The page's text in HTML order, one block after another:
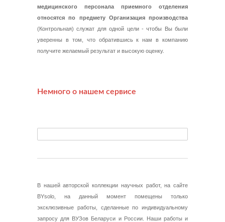
медицинского персонала приемного отделения
относятся по предмету Организация производства
(Контрольная) служат для одной цели - чтобы Вы были
уверенны в том, что обратившись к нам в компанию
получите желаемый результат и высокую оценку.
Немного о нашем сервисе
В нашей авторской коллекции научных работ, на сайте
BYsolo, на данный момент помещены только
эксклюзивные работы, сделанные по индивидуальному
запросу для ВУЗов Беларуси и России. Наши работы и